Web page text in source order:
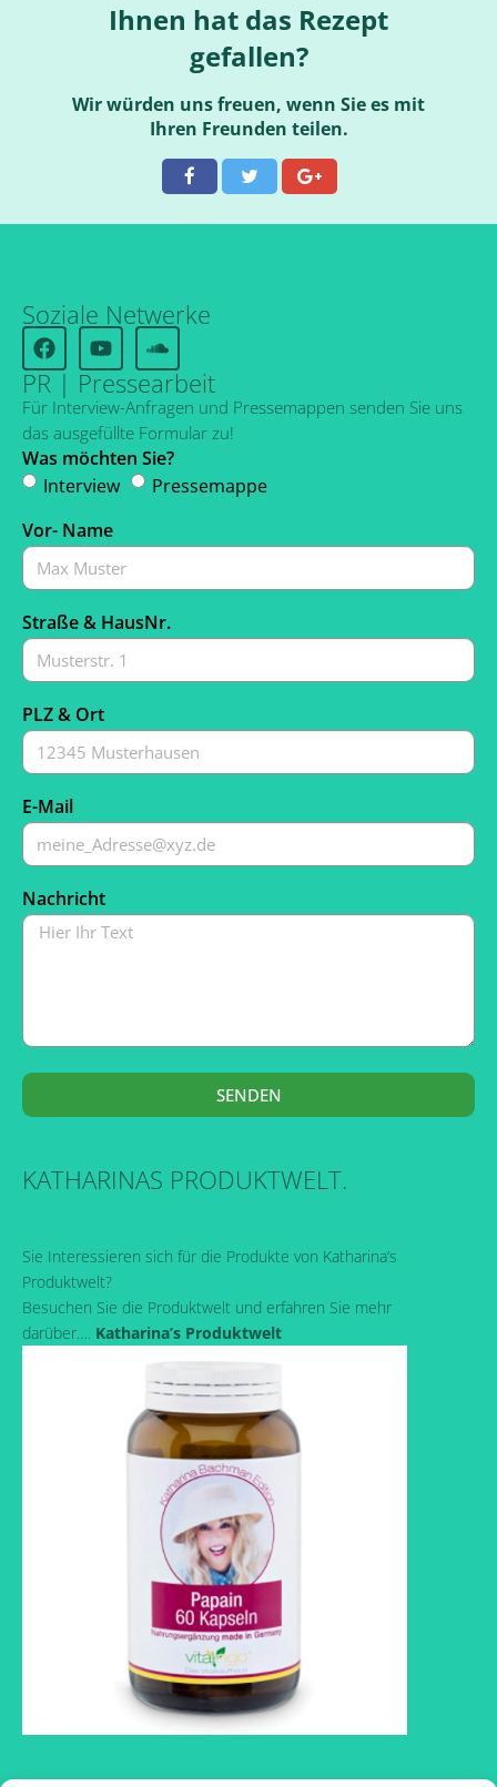
Ihnen hat das Rezept
gefallen?
Wir würden uns freuen, wenn Sie es mit
Ihren Freunden teilen.
Soziale Netwerke
PR | Pressearbeit
Für Interview-Anfragen und Pressemappen senden Sie uns
das ausgefüllte Formular zu!
Was möchten Sie?
Interview
Pressemappe
Vor- Name
Straße & HausNr.
PLZ & Ort
E-Mail
Nachricht
SENDEN
KATHARINAS PRODUKTWELT.
Sie Interessieren sich für die Produkte von Katharina’s
Produktwelt?
Besuchen Sie die Produktwelt und erfahren Sie mehr
darüber…. Katharina’s Produktwelt